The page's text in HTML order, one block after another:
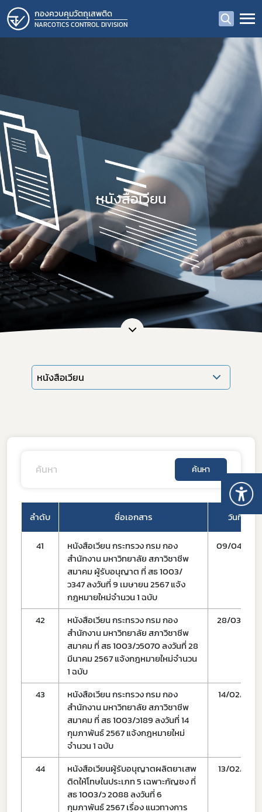
กองควบคุมวัตถุเสพติด
NARCOTICS CONTROL DIVISION
หนังสือเวียน
หนังสือเวียน
ค้นหา
ลำดับ ชื่อเอกสาร วันที่
41
หนังสือเวียน กระทรวง กรม กอง
สำนักงาน มหาวิทยาลัย สภาวิชาชีพ
สมาคม ผู้รับอนุญาต ที่ สธ 1003/
ว347 ลงวันที่ 9 เมษายน 2567 แจ้ง
กฎหมายใหม่จำนวน 1 ฉบับ
09/04/67
42
หนังสือเวียน กระทรวง กรม กอง
สำนักงาน มหาวิทยาลัย สภาวิชาชีพ
สมาคม ที่ สธ 1003/ว5070 ลงวันที่ 28
มีนาคม 2567 แจ้งกฎหมายใหม่จำนวน
1 ฉบับ
28/03/67
43
หนังสือเวียน กระทรวง กรม กอง
สำนักงาน มหาวิทยาลัย สภาวิชาชีพ
สมาคม ที่ สธ 1003/ว189 ลงวันที่ 14
กุมภาพันธ์ 2567 แจ้งกฎหมายใหม่
จำนวน 1 ฉบับ
14/02/67
44
หนังสือเวียนผู้รับอนุญาตผลิตยาเสพ
ติดให้โทษในประเภท 5 เฉพาะกัญชง ที่
สธ 1003/ว 2088 ลงวันที่ 6
กุมภาพันธ์ 2567 เรื่อง แนวทางการ
13/02/67